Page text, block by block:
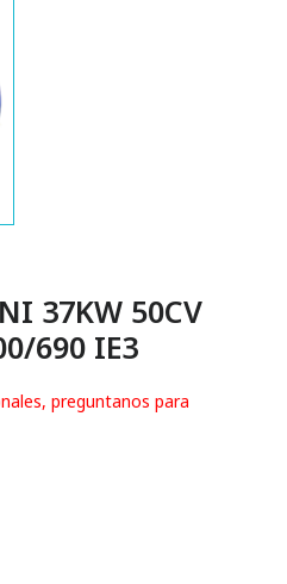
37KW 50CV
690 IE3
preguntanos para